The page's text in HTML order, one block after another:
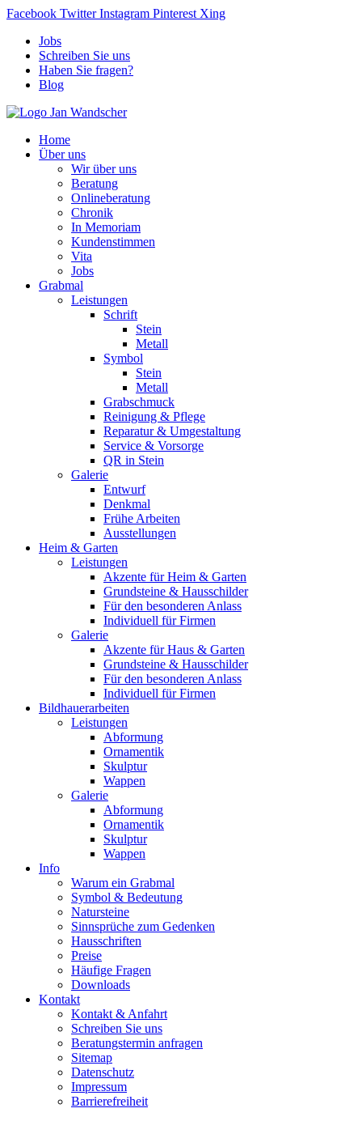
Facebook Twitter Instagram Pinterest Xing
Jobs
Schreiben Sie uns
Haben Sie fragen?
Blog
Home
Über uns
Wir über uns
Beratung
Onlineberatung
Chronik
In Memoriam
Kundenstimmen
Vita
Jobs
Grabmal
Leistungen
Schrift
Stein
Metall
Symbol
Stein
Metall
Grabschmuck
Reinigung & Pflege
Reparatur & Umgestaltung
Service & Vorsorge
QR in Stein
Galerie
Entwurf
Denkmal
Frühe Arbeiten
Ausstellungen
Heim & Garten
Leistungen
Akzente für Heim & Garten
Grundsteine & Hausschilder
Für den besonderen Anlass
Individuell für Firmen
Galerie
Akzente für Haus & Garten
Grundsteine & Hausschilder
Für den besonderen Anlass
Individuell für Firmen
Bildhauerarbeiten
Leistungen
Abformung
Ornamentik
Skulptur
Wappen
Galerie
Abformung
Ornamentik
Skulptur
Wappen
Info
Warum ein Grabmal
Symbol & Bedeutung
Natursteine
Sinnsprüche zum Gedenken
Hausschriften
Preise
Häufige Fragen
Downloads
Kontakt
Kontakt & Anfahrt
Schreiben Sie uns
Beratungstermin anfragen
Sitemap
Datenschutz
Impressum
Barrierefreiheit